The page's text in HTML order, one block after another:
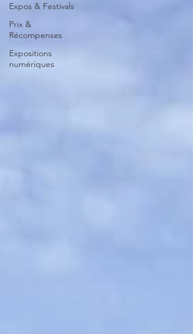
Expos & Festivals
Prix &
Récompenses
Expositions
numériques